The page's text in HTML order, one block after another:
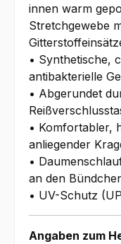
innen warm
Stretchgewebe
• Synthetische,
antibakterielle
• Abgerundet
• Komfortabler,
anliegender
•
an den
• UV-Schutz
Angaben zum